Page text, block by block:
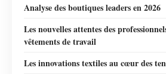
Analyse des boutiques leaders en 2026
Les nouvelles attentes des
vêtements de travail
Les innovations textiles au cœur des